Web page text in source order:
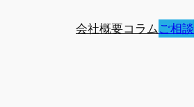
会社概要コラムご相談